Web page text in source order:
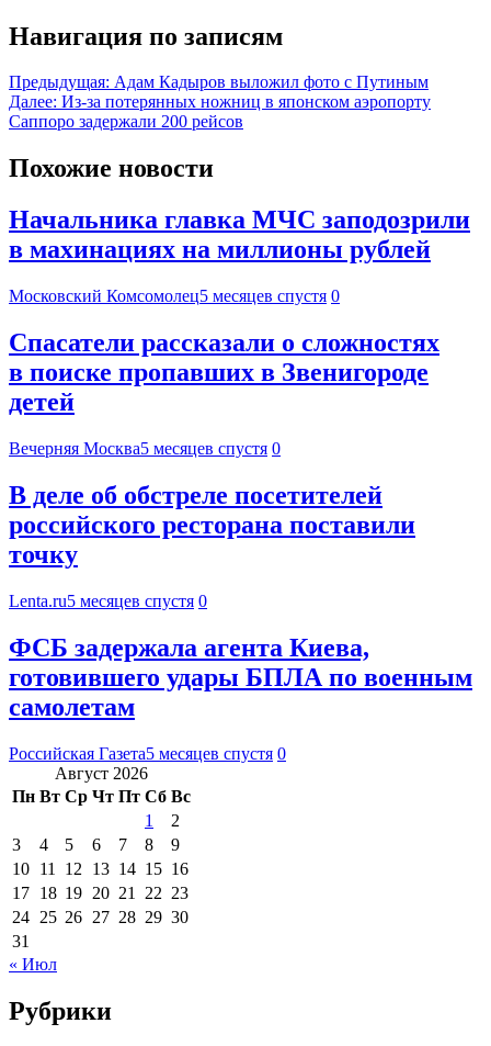
Навигация по записям
Предыдущая: Адам Кадыров выложил фото с Путиным
Далее: Из-за потерянных ножниц в японском аэропорту
Саппоро задержали 200 рейсов
Похожие новости
Начальника главка МЧС заподозрили
в махинациях на миллионы рублей
Московский Комсомолец5 месяцев спустя 0
Спасатели рассказали о сложностях
в поиске пропавших в Звенигороде
детей
Вечерняя Москва5 месяцев спустя 0
В деле об обстреле посетителей
российского ресторана поставили
точку
Lenta.ru5 месяцев спустя 0
ФСБ задержала агента Киева,
готовившего удары БПЛА по военным
самолетам
Российская Газета5 месяцев спустя 0
Август 2026
Пн Вт Ср Чт Пт Сб Вс
1
2
3
4 5 6 7 8
9
10 11 12 13 14 15 16
17 18 19 20 21 22 23
24 25 26 27 28 29 30
31
« Июл
Рубрики